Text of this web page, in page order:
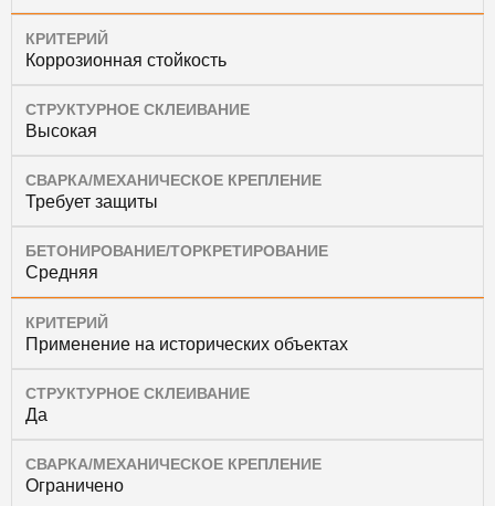
КРИТЕРИЙ
Коррозионная стойкость
СТРУКТУРНОЕ СКЛЕИВАНИЕ
Высокая
СВАРКА/МЕХАНИЧЕСКОЕ КРЕПЛЕНИЕ
Требует защиты
БЕТОНИРОВАНИЕ/ТОРКРЕТИРОВАНИЕ
Средняя
КРИТЕРИЙ
Применение на исторических объектах
СТРУКТУРНОЕ СКЛЕИВАНИЕ
Да
СВАРКА/МЕХАНИЧЕСКОЕ КРЕПЛЕНИЕ
Ограничено